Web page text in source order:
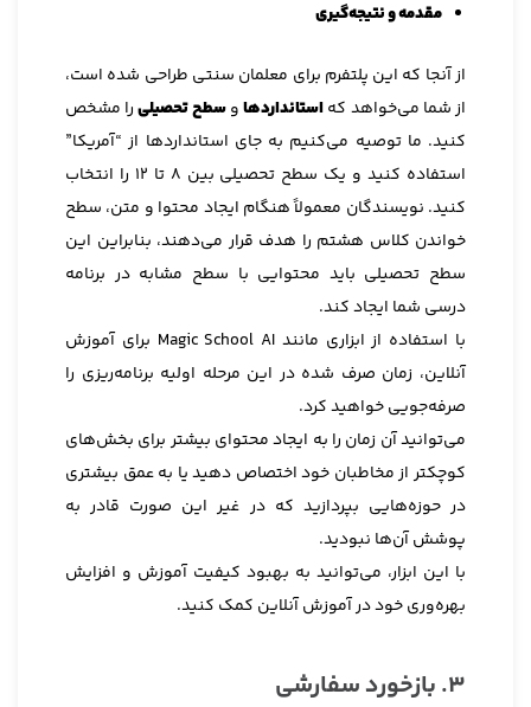
مقدمه و نتیجه‌گیری
از آنجا که این پلتفرم برای معلمان سنتی طراحی شده است،
از شما می‌خواهد کهاستانداردهاوسطح تحصیلیرا مشخص
کنید. ما توصیه می‌کنیم به جای استانداردها از “آمریکا”
استفاده کنید و یک سطح تحصیلی بین ۸ تا ۱۲ را انتخاب
کنید. نویسندگان معمولاً هنگام ایجاد محتوا و متن، سطح
خواندن کلاس هشتم را هدف قرار می‌دهند، بنابراین این
سطح تحصیلی باید محتوایی با سطح مشابه در برنامه
درسی شما ایجاد کند.
با استفاده از ابزاری مانند Magic School AI برای آموزش
آنلاین، زمان صرف شده در این مرحله اولیه برنامه‌ریزی را
صرفه‌جویی خواهید کرد.
می‌توانید آن زمان را به ایجاد محتوای بیشتر برای بخش‌های
کوچکتر از مخاطبان خود اختصاص دهید یا به عمق بیشتری
در حوزه‌هایی بپردازید که در غیر این صورت قادر به
پوشش آن‌ها نبودید.
با این ابزار، می‌توانید به بهبود کیفیت آموزش و افزایش
بهره‌وری خود در آموزش آنلاین کمک کنید.
3. بازخورد سفارشی